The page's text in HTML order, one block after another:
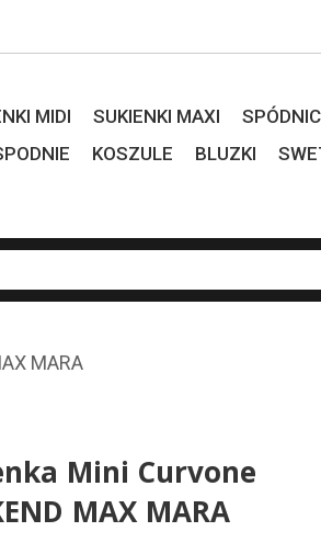
MIDI SUKIENKI MAXI
KOSZULE BLUZKI
MARA
Mini Curvone
MAX MARA